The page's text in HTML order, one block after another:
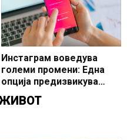
Инстаграм воведува
големи промени: Една
опција предизвикува